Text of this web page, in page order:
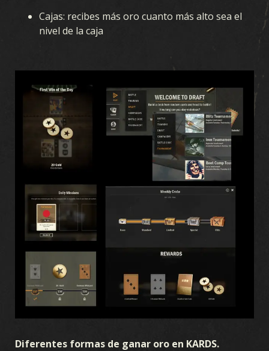
Cajas: recibes más oro cuanto más alto sea el
nivel de la caja
Diferentes formas de ganar oro en KARDS.
COLECCIÓN DE CARTAS
EXPANSIÓN
TORMENTA OCEÁNICA
PRELUDIO A LA GUERRA
FRENTE INTERNO
SUPREMACÍA AÉREA
GUERRA NAVAL
FRENTE UNIDO
OPERACIONES ENCUBIERTAS
GUERRA DE INVIERNO
HERMANOS DE ARMAS
TEATROS DE OPERACIONES
LEALTAD